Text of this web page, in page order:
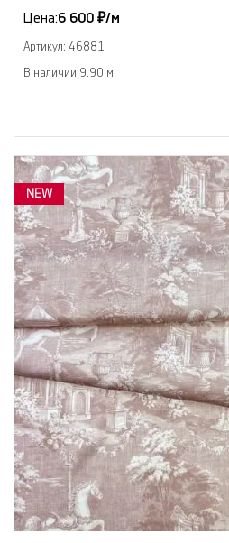
Цена:6 600 ₽/м
Артикул: 46881
В наличии 9.90 м
NEW